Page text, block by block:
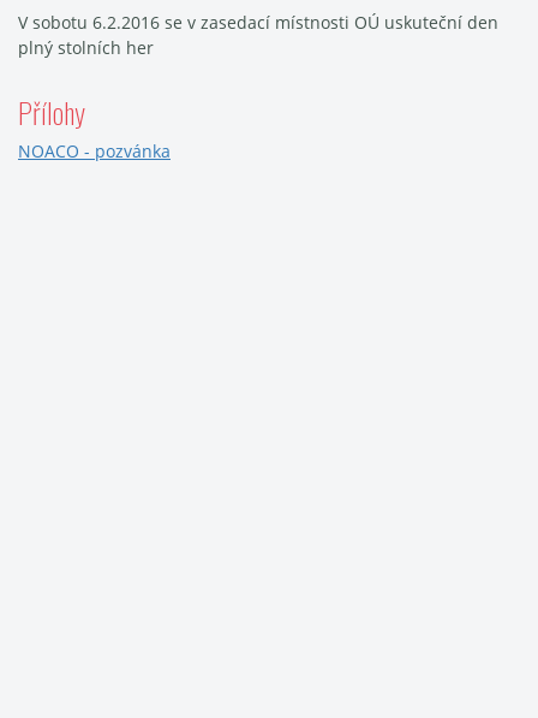
V sobotu 6.2.2016 se v zasedací místnosti OÚ uskuteční den
plný stolních her
Přílohy
NOACO - pozvánka